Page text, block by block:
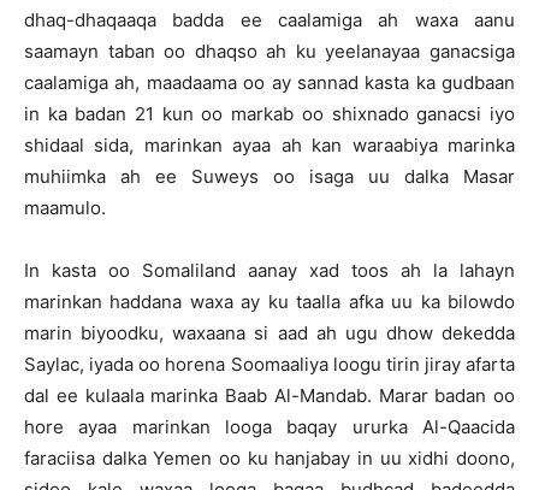
dhaq-dhaqaaqa badda ee caalamiga ah waxa aanu
saamayn taban oo dhaqso ah ku yeelanayaa ganacsiga
caalamiga ah, maadaama oo ay sannad kasta ka gudbaan
in ka badan 21 kun oo markab oo shixnado ganacsi iyo
shidaal sida, marinkan ayaa ah kan waraabiya marinka
muhiimka ah ee Suweys oo isaga uu dalka Masar
maamulo.
In kasta oo Somaliland aanay xad toos ah la lahayn
marinkan haddana waxa ay ku taalla afka uu ka bilowdo
marin biyoodku, waxaana si aad ah ugu dhow dekedda
Saylac, iyada oo horena Soomaaliya loogu tirin jiray afarta
dal ee kulaala marinka Baab Al-Mandab. Marar badan oo
hore ayaa marinkan looga baqay ururka Al-Qaacida
faraciisa dalka Yemen oo ku hanjabay in uu xidhi doono,